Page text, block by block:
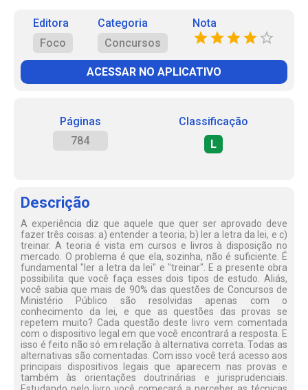
Editora
Foco
Categoria
Concursos
Nota
ACESSAR NO APLICATIVO
Páginas
784
Classificação
L
Descrição
A experiência diz que aquele que quer ser aprovado deve
fazer três coisas: a) entender a teoria; b) ler a letra da lei, e c)
treinar. A teoria é vista em cursos e livros à disposição no
mercado. O problema é que ela, sozinha, não é suficiente. É
fundamental "ler a letra da lei" e "treinar". E a presente obra
possibilita que você faça esses dois tipos de estudo. Aliás,
você sabia que mais de 90% das questões de Concursos de
Ministério Público são resolvidas apenas com o
conhecimento da lei, e que as questões das provas se
repetem muito? Cada questão deste livro vem comentada
com o dispositivo legal em que você encontrará a resposta. E
isso é feito não só em relação à alternativa correta. Todas as
alternativas são comentadas. Com isso você terá acesso aos
principais dispositivos legais que aparecem nas provas e
também às orientações doutrinárias e jurisprudenciais.